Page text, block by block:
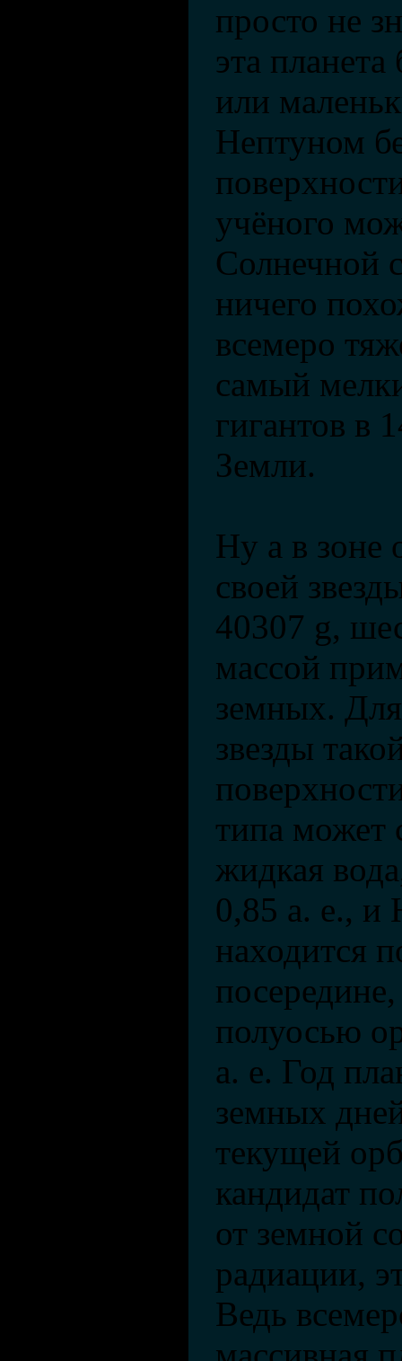
просто не
эта
или
Нептуном
учёного
Солнечной
ничего
всемеро
самый
гигантов в
Земли.
Ну а в зоне
своей
40307 g,
массой
земных.
звезды
типа может
жидкая
0,85 а. е., и
находится
полуосью
а. е. Год
земных
текущей
кандидат
от земной
радиации,
Ведь